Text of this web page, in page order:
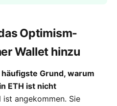
Optimism-
Wallet hinzu
Grund, warum
ETH ist nicht
ist angekommen. Sie